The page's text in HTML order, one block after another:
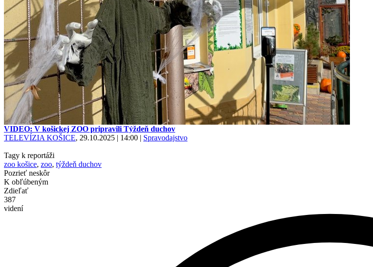
VIDEO: V košickej ZOO pripravili Týždeň duchov
TELEVÍZIA KOŠICE, 29.10.2025 | 14:00 | Spravodajstvo
Tagy k reportáži
zoo košice, zoo, týždeň duchov
Pozrieť neskôr
K obľúbeným
Zdieľať
387
videní